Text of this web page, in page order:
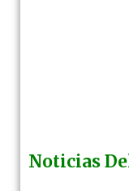
Noticias